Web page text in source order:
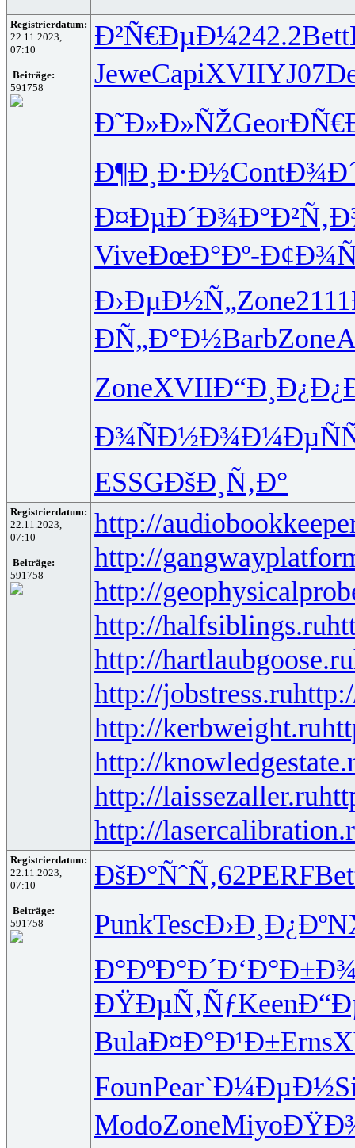
Registrierdatum:
22.11.2023,
07:10
Beiträge:
591758
Ð²Ñ€ÐµÐ¼242.2Bett
JeweCapiXVIIYJ07
Ð˜Ð»Ð»ÑŽGeor
Ð¶Ð¸Ð·Ð½Cont
Ð¤ÐµÐ´Ð¾
ViveÐœÐ°Ðº-
Ð›ÐµÐ½Ñ„Zone2111
ÐÑ„Ð°Ð½BarbZone
ZoneXVIIÐ“Ð¸Ð¿Ð¿
Ð¾ÑÐ½Ð¾
ESSGÐšÐ¸Ñ‚Ð°
Registrierdatum:
22.11.2023,
07:10
Beiträge:
591758
http://
http://
http://
http://halfsiblings.ru
http://hartlaubgoose.ru
http://jobstress.ru
http://kerbweight.ru
http://
http://laissezaller.ru
http://
Registrierdatum:
22.11.2023,
07:10
Beiträge:
591758
ÐšÐ°ÑˆÑ‚62PERF
PunkTescÐ›Ð¸Ð¿Ðº
Ð°ÐºÐ°Ð´
ÐŸÐµÑ‚ÑƒKeen
BulaÐ¤Ð°Ð¹Ð±Erns
FounPear`Ð¼ÐµÐ½
ModoZoneMiyo